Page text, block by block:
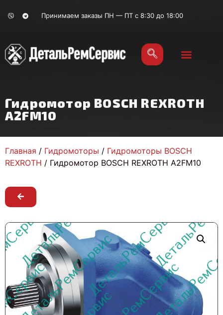
Принимаем заказы ПН — ПТ с 8:30 до 18:00
Гидромотор BOSCH REXROTH
A2FM10
Главная / Гидромоторы / Гидромоторы BOSCH
REXROTH / Гидромотор BOSCH REXROTH A2FM10